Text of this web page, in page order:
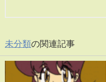
未分類の関連記事